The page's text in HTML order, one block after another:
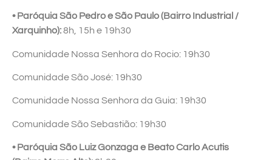
• Paróquia São Pedro e São Paulo (Bairro Industrial /
Xarquinho):8h, 15h e 19h30
Comunidade Nossa Senhora do Rocio: 19h30
Comunidade São José: 19h30
Comunidade Nossa Senhora da Guia: 19h30
Comunidade São Sebastião: 19h30
• Paróquia São Luiz Gonzaga e Beato Carlo Acutis